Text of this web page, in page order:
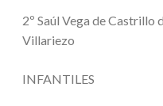
2º Saúl Vega de Castrillo
Villariezo
INFANTILES